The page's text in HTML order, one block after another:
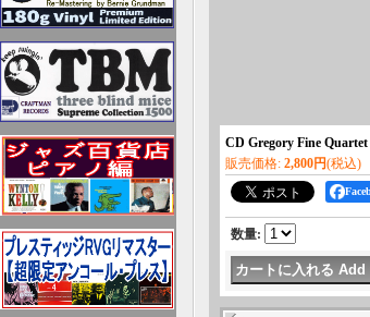
CD Gregory Fine
販売価格: 2,800円(税込)
数量: